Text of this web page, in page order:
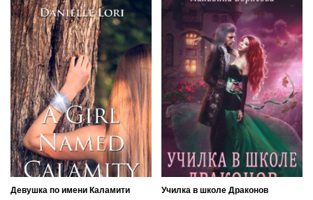
Девушка по имени Каламити Училка в школе Драконов